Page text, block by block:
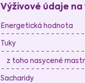
Výživové údaje na
Energetická hodnota
Tuky
z toho nasycené
Sacharidy